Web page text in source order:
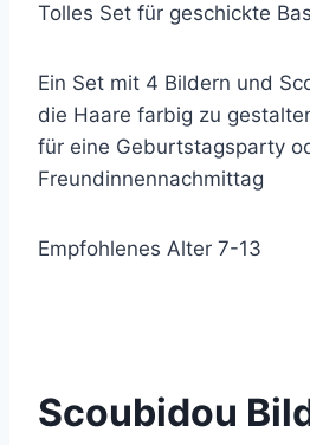
Tolles Set für geschickte
Ein Set mit 4 Bildern und
die Haare farbig zu
für eine Geburtstagsparty
Freundinnennachmittag
Empfohlenes Alter 7-13
Scoubidou